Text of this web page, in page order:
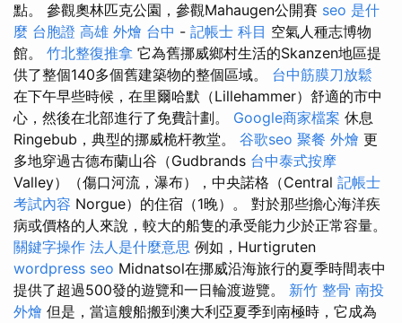
點。 參觀奧林匹克公園，參觀Mahaugen公開賽 seo 是什
麼 台胞證 高雄 外燴 台中 - 記帳士 科目 空氣人種志博物
館。 竹北整復推拿 它為舊挪威鄉村生活的Skanzen地區提
供了整個140多個舊建築物的整個區域。 台中筋膜刀放鬆
在下午早些時候，在里爾哈默（Lillehammer）舒適的市中
心，然後在北部進行了免費計劃。 Google商家檔案 休息
Ringebub，典型的挪威桅杆教堂。 谷歌seo 聚餐 外燴 更
多地穿過古德布蘭山谷（Gudbrands 台中泰式按摩
Valley）（傷口河流，瀑布），中央諾格（Central 記帳士
考試內容 Norgue）的住宿（1晚）。 對於那些擔心海洋疾
病或價格的人來說，較大的船隻的承受能力少於正常容量。
關鍵字操作 法人是什麼意思 例如，Hurtigruten
wordpress seo Midnatsol在挪威沿海旅行的夏季時間表中
提供了超過500發的遊覽和一日輪渡遊覽。 新竹 整骨 南投
外燴 但是，當這艘船搬到澳大利亞夏季到南極時，它成為